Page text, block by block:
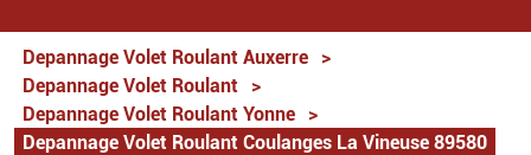
Depannage Volet Roulant Auxerre
>
Depannage Volet Roulant
>
Depannage Volet Roulant Yonne
>
Depannage Volet Roulant Coulanges La Vineuse 89580